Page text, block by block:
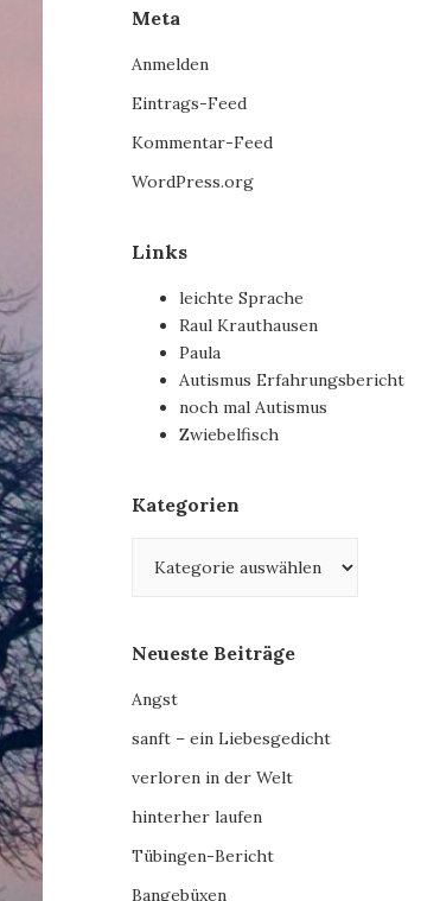
Meta
Anmelden
Eintrags-Feed
Kommentar-Feed
WordPress.org
Links
leichte Sprache
Raul Krauthausen
Paula
Autismus Erfahrungsbericht
noch mal Autismus
Zwiebelfisch
Kategorien
Neueste Beiträge
Angst
sanft – ein Liebesgedicht
verloren in der Welt
hinterher laufen
Tübingen-Bericht
Bangebüxen